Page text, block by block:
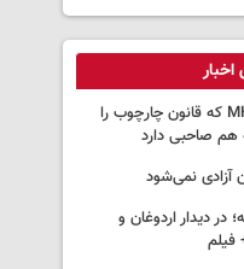
اخبار
پیام معنادار نماینده MHP که قانون چارچوب را
هم صاحبی دارد
آزادی نمی‌شود
دیدار اردوغان و